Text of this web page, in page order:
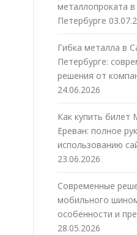
металлопроката в
Петербурге
Гибка металла в
Петербурге:
решения от
24.06.2026
Как купить
Ереван: полное
использованию
23.06.2026
Современные
мобильного
особенности и
28.05.2026